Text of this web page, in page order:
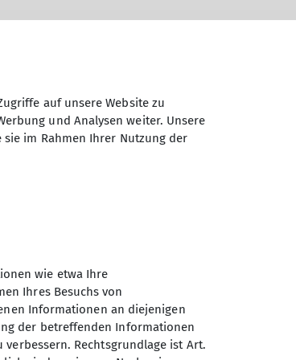
Details
Sektion Nahegau des
auf unsere Website zu
und Analysen weiter. Unsere
im Rahmen Ihrer Nutzung der
wie etwa Ihre
Ihres Besuchs von
Informationen an diejenigen
der betreffenden Informationen
Rechtsgrundlage ist Art.